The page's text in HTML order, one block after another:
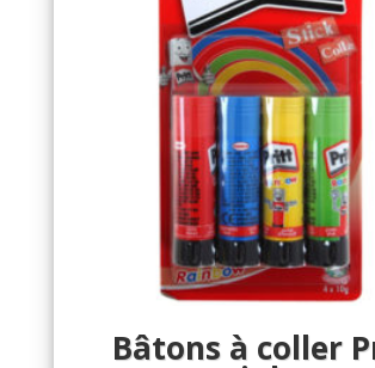
Bâtons à coller